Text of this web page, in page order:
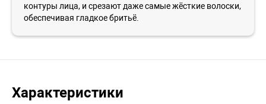
контуры лица, и срезают даже самые жёсткие волоски,
обеспечивая гладкое бритьё.
Характеристики